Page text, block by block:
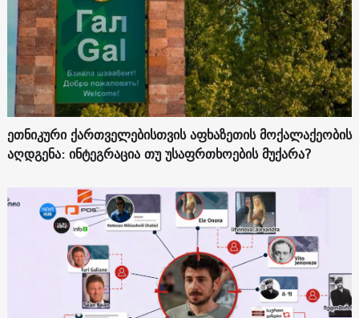
ეთნიკური ქართველებისთვის აფხაზეთის მოქალაქეობის
აღდგენა: ინტეგრაცია თუ უსაფრთხოების მუქარა?